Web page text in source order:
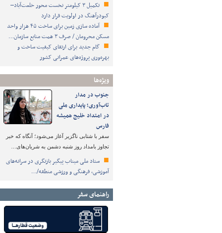
تکمیل ۳ کیلومتر نخست محور خلعت‌آباد–
کبودرآهنگ در اولویت قرار دارد
آماده سازی زمین برای ساخت ۴۵ هزار واحد
مسکن محرومان / صرف ۳ همت منابع سازمان…
گام جدید برای ارتقای کیفیت ساخت و
بهره‌وری پروژه‌های عمرانی کشور
ویژه‌ها
جنوب در مدار
تاب‌آوری؛ پایداری ملی
در امتداد خلیج همیشه
فارس
سفر با شتابی ناگزیر آغاز می‌شود؛ آنگاه که خبر
تجاوز بامداد روز شنبه دشمن به شریان‌های…
ستاد ملی میناب پیگیر بازنگری در سرانه‌های
آموزشی، فرهنگی و ورزشی منطقه/…
راهنمای سفر